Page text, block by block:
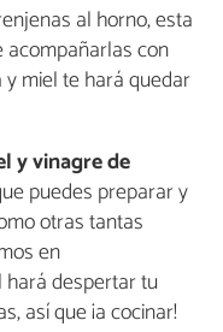
al horno, esta
acompañarlas con
miel te hará quedar
y vinagre de
puedes preparar y
otras tantas
en
hará despertar tu
así que ¡a cocinar!